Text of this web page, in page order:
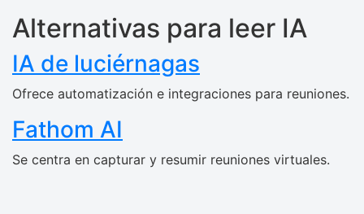
Alternativas para leer IA
IA de luciérnagas
Ofrece automatización e integraciones para reuniones.
Fathom AI
Se centra en capturar y resumir reuniones virtuales.